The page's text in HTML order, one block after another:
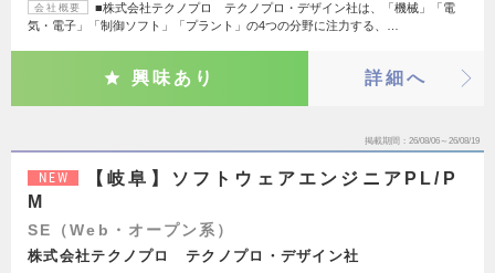
会社概要
■株式会社テクノプロ テクノプロ・デザイン社は、「機械」「電
気・電子」「制御ソフト」「プラント」の4つの分野に注力する、…
興味あり 詳細へ
掲載期間 26/08/06～26/08/19
NEW
【岐阜】ソフトウェアエンジニアPL/P
M
SE（Web・オープン系）
株式会社テクノプロ テクノプロ・デザイン社